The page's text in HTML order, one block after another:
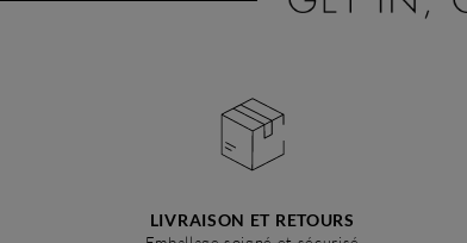
LIVRAISON ET RETOURS